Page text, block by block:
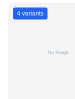
4 variants